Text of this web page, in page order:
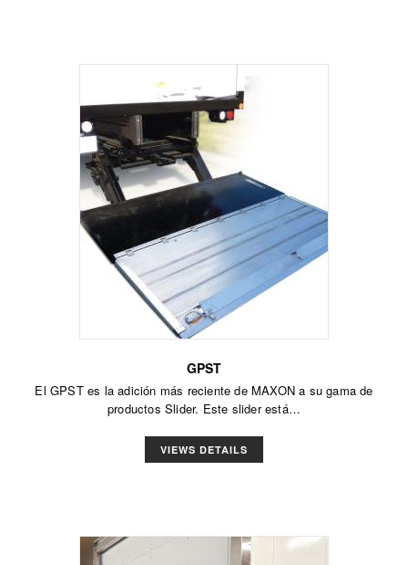
GPST
El GPST es la adición más reciente de MAXON a su gama de
productos Slider. Este slider está…
VIEWS DETAILS